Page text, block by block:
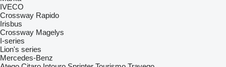
IVECO
Crossway Rapido
Irisbus
Crossway Magelys
I-series
Lion's series
Mercedes-Benz